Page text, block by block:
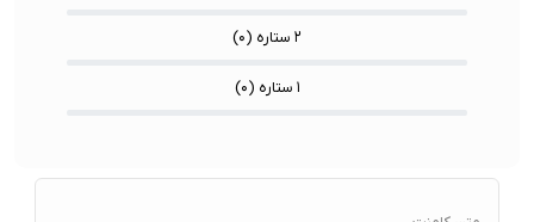
۲ ستاره ( ۰)
۱ ستاره ( ۰)